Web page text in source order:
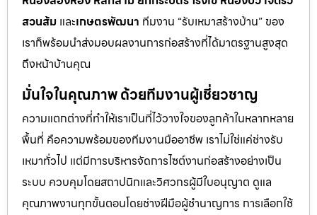
สวนส้ม และเกษตรพัฒนา ทีมงาน “รับเหมาสร้างบ้าน” ของ
เราก็พร้อมนำส่งมอบผลงานการก่อสร้างที่ได้มาตรฐานสูงสุด
ถึงหน้าบ้านคุณ
มั่นใจในคุณภาพ ด้วยทีมงานผู้เชี่ยวชาญ
ความแตกต่างที่ทำให้เราเป็นที่ไว้วางใจของลูกค้าในหลากหลาย
พื้นที่ คือความพร้อมของทีมงานมืออาชีพ เราไม่ใช่แค่ช่างรับ
เหมาทั่วไป แต่มีการบริหารจัดการไซต์งานก่อสร้างอย่างเป็น
ระบบ ควบคุมโดยสถาปนิกและวิศวกรผู้มีใบอนุญาต ดูแล
คุณภาพงานทุกขั้นตอนโดยช่างฝีมือผู้ชำนาญการ การเลือกใช้